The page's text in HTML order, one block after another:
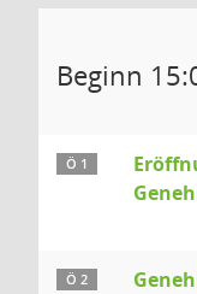
Beginn
Ö 1
Ö 2